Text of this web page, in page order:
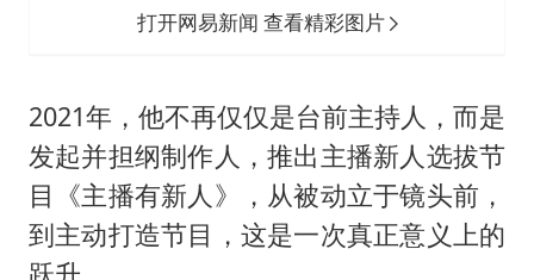
打开网易新闻 查看精彩图片
2021年，他不再仅仅是台前主持人，而是
发起并担纲制作人，推出主播新人选拔节
目《主播有新人》，从被动立于镜头前，
到主动打造节目，这是一次真正意义上的
跃升。